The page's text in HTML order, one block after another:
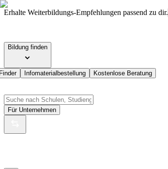
Erhalte Weiterbildungs-Empfehlungen passend zu dir.
Bildung finden
Infomaterialbestellung Kostenlose Beratung
Für Unternehmen